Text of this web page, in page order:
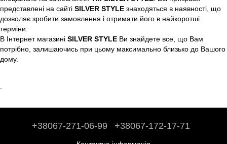
представлені на сайті SILVER STYLE знаходяться в наявності, що
дозволяє зробити замовлення і отримати його в найкоротші
терміни.
В Інтернет магазині SILVER STYLE Ви знайдете все, що Вам
потрібно, залишаючись при цьому максимально близько до Вашого
дому.
+38067-271-06-99 +38067-172-17-71